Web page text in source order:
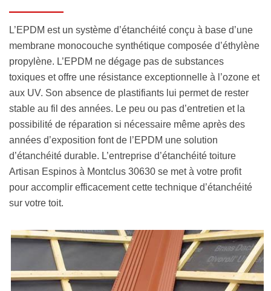
L’EPDM est un système d’étanchéité conçu à base d’une
membrane monocouche synthétique composée d’éthylène
propylène. L’EPDM ne dégage pas de substances
toxiques et offre une résistance exceptionnelle à l’ozone et
aux UV. Son absence de plastifiants lui permet de rester
stable au fil des années. Le peu ou pas d’entretien et la
possibilité de réparation si nécessaire même après des
années d’exposition font de l’EPDM une solution
d’étanchéité durable. L’entreprise d’étanchéité toiture
Artisan Espinos à Montclus 30630 se met à votre profit
pour accomplir efficacement cette technique d’étanchéité
sur votre toit.